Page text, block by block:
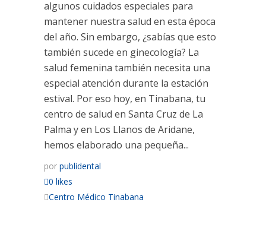
algunos cuidados especiales para
mantener nuestra salud en esta época
del año. Sin embargo, ¿sabías que esto
también sucede en ginecología? La
salud femenina también necesita una
especial atención durante la estación
estival. Por eso hoy, en Tinabana, tu
centro de salud en Santa Cruz de La
Palma y en Los Llanos de Aridane,
hemos elaborado una pequeña...
por publidental
0 likes
Centro Médico Tinabana